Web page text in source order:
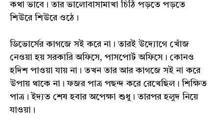
কথা ভাবে। তার ভালোবাসামাখা চিঠি পড়তে পড়তে
শিউরে শিউরে ওঠে।
ডিভোর্সের কাগজে সই করে না। তারই উদ্যোগে খোঁজ
নেওয়া হয় সরকারি অফিসে, পাসপোর্ট অফিসে। কোনও
হদিশ পাওয়া যায় না। তখন তার আর কাগজে সই না করে
উপায় থাকে না। ফজর পাত্র পছন্দ করে রেখেছিল। শিক্ষিত
পাত্র। ইদ্যত শেষ হবার অপেক্ষা শুধু। তারপর হলুদ নিয়ে
যাওয়া।